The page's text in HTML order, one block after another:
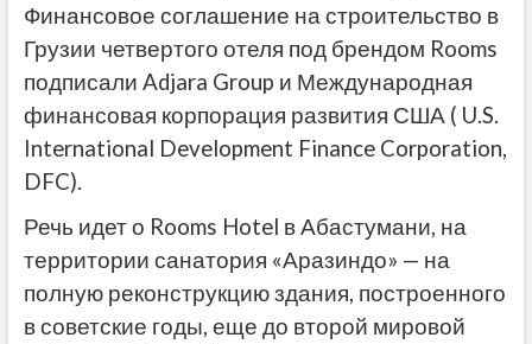
Финансовое соглашение на строительство в
Грузии четвертого отеля под брендом Rooms
подписали Adjara Group и Международная
финансовая корпорация развития США ( U.S.
International Development Finance Corporation,
DFC).
Речь идет о Rooms Hotel в Абастумани, на
территории санатория «Аразиндо» — на
полную реконструкцию здания, построенного
в советские годы, еще до второй мировой